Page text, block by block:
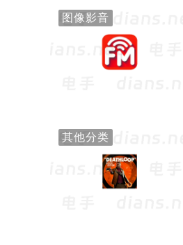
图像影音
其他分类